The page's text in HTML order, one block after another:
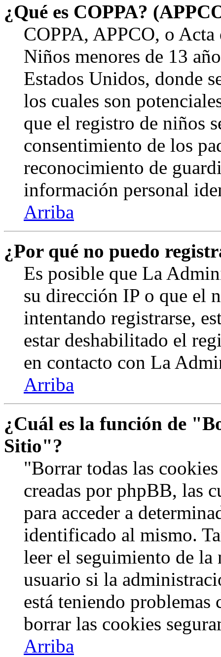
¿Qué es COPPA?
COPPA, APPCO, o
Niños menores de 13
Estados Unidos, donde
los cuales son
que el registro de niños
consentimiento de los
reconocimiento de
información personal
Arriba
¿Por qué no puedo
Es posible que La
su dirección IP o que el
intentando registrarse,
estar deshabilitado el
en contacto con La
Arriba
¿Cuál es la función de
Sitio"?
"Borrar todas las
creadas por phpBB, las
para acceder a
identificado al mismo.
leer el seguimiento de
usuario si la
está teniendo
borrar las cookies
Arriba